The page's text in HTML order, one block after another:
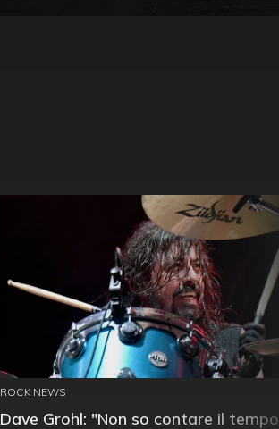
ROCK NEWS
Dave Grohl: "Non so contare il tempo